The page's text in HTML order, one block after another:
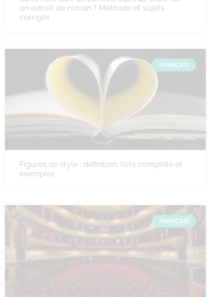
un extrait de roman ? Méthode et sujets
corrigés
FRANÇAIS
Figures de style : définition, liste complète et
exemples
FRANÇAIS